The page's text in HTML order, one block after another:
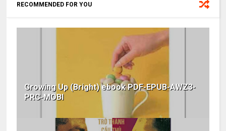
RECOMMENDED FOR YOU
Growing Up (Bright) ebook PDF-EPUB-AWZ3-
PRC-MOBI